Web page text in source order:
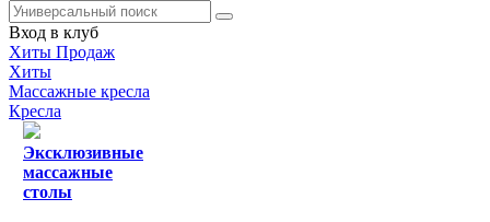
Вход в клуб
Хиты Продаж
Хиты
Массажные кресла
Кресла
Эксклюзивные
массажные
столы